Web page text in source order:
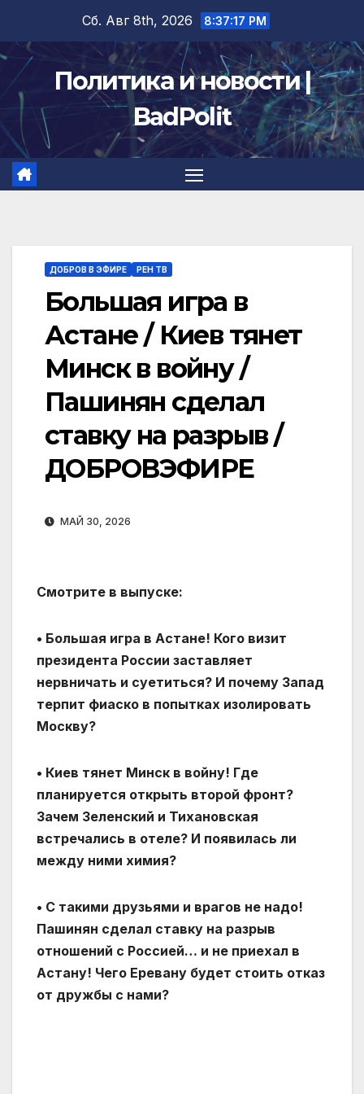
содержимому
Сб. Авг 8th, 2026 8:37:18 PM
Политика и новости |
BadPolit
ДОБРОВ В ЭФИРЕ РЕН ТВ
Большая игра в
Астане / Киев тянет
Минск в войну /
Пашинян сделал
ставку на разрыв /
ДОБРОВЭФИРЕ
МАЙ 30, 2026
Смотрите в выпуске:
• Большая игра в Астане! Кого визит
президента России заставляет
нервничать и суетиться? И почему Запад
терпит фиаско в попытках изолировать
Москву?
• Киев тянет Минск в войну! Где
планируется открыть второй фронт?
Зачем Зеленский и Тихановская
встречались в отеле? И появилась ли
между ними химия?
• С такими друзьями и врагов не надо!
Пашинян сделал ставку на разрыв
отношений с Россией… и не приехал в
Астану! Чего Еревану будет стоить отказ
от дружбы с нами?